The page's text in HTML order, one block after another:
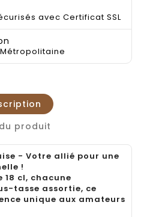
avec Certificat SSL
produit
- Votre allié pour une
!
18 cl, chacune
tasse assortie, ce
unique aux amateurs